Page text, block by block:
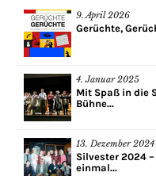
9. April 2026
Gerüchte,
4. Januar 2025
Mit Spaß in die
Bühne...
13. Dezember 2024
Silvester 2024
einmal...